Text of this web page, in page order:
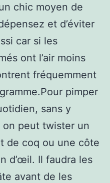
chic moyen de
et d’éviter
car si les
ont l’air moins
fréquemment
pimper
sans y
on peut twister un
de coq ou une côte
d’œil. Il faudra les
avant de les